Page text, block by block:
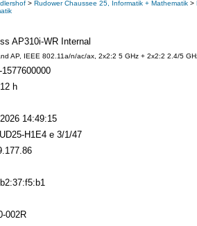
> Rudower Chaussee 25, Informatik + Mathematik>
AP310i-WR Internal
AP, IEEE 802.11a/n/ac/ax, 2x2:2 5 GHz + 2x2:2 2.4/5
1577600000
h
14:49:15
H1E4 e 3/1/47
002R